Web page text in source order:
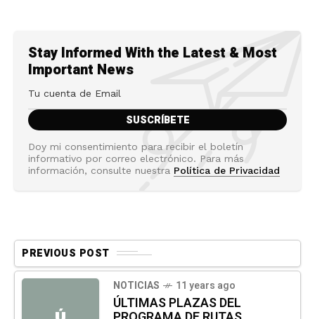
Stay Informed With the Latest & Most
Important News
Doy mi consentimiento para recibir el boletín
informativo por correo electrónico. Para más
información, consulte nuestra Política de Privacidad
PREVIOUS POST
NOTICIAS 11 years ago
ÚLTIMAS PLAZAS DEL